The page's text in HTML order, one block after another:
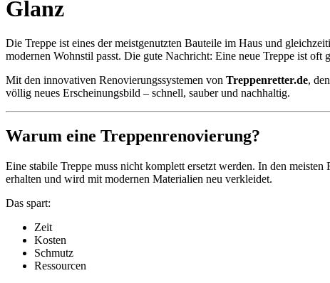
Glanz
Die Treppe ist eines der meistgenutzten Bauteile im Haus und
modernen Wohnstil passt. Die gute Nachricht: Eine neue Treppe ist oft
Mit den innovativen Renovierungssystemen von Treppenretter.de,
völlig neues Erscheinungsbild – schnell, sauber und nachhaltig.
Warum eine Treppenrenovierung?
Eine stabile Treppe muss nicht komplett ersetzt werden. In den
erhalten und wird mit modernen Materialien neu verkleidet.
Das spart:
Zeit
Kosten
Schmutz
Ressourcen